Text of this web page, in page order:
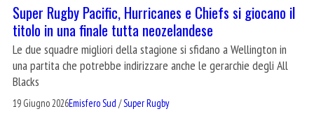
Super Rugby Pacific, Hurricanes e Chiefs si giocano il
titolo in una finale tutta neozelandese
Le due squadre migliori della stagione si sfidano a Wellington in
una partita che potrebbe indirizzare anche le gerarchie degli All
Blacks
19 Giugno 2026Emisfero Sud /Super Rugby